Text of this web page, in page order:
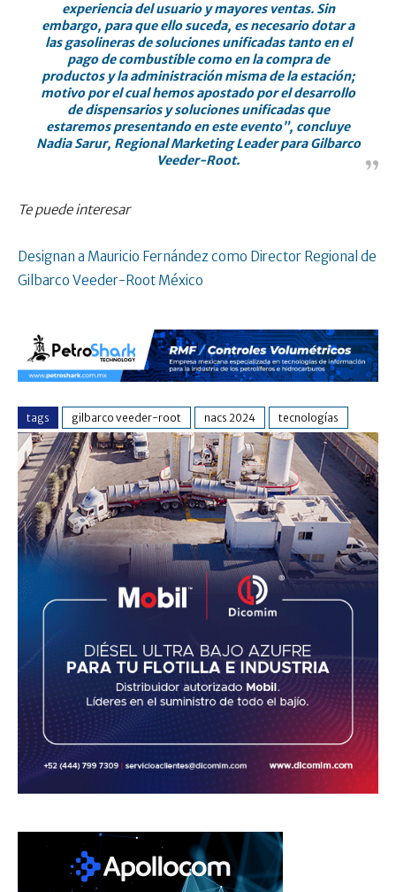
experiencia del usuario y mayores ventas. Sin
embargo, para que ello suceda, es necesario dotar a
las gasolineras de soluciones unificadas tanto en el
pago de combustible como en la compra de
productos y la administración misma de la estación;
motivo por el cual hemos apostado por el desarrollo
de dispensarios y soluciones unificadas que
estaremos presentando en este evento”, concluye
Nadia Sarur, Regional Marketing Leader para Gilbarco
Veeder-Root.
Te puede interesar
Designan a Mauricio Fernández como Director Regional de
Gilbarco Veeder-Root México
tags gilbarco veeder-root nacs 2024 tecnologías